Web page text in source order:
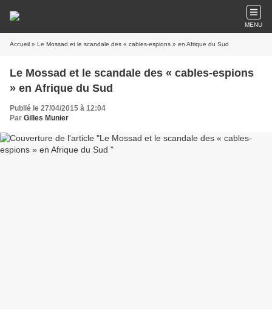
MENU
Accueil » Le Mossad et le scandale des « cables-espions » en Afrique du Sud
Le Mossad et le scandale des « cables-espions
» en Afrique du Sud
Publié le 27/04/2015 à 12:04
Par Gilles Munier